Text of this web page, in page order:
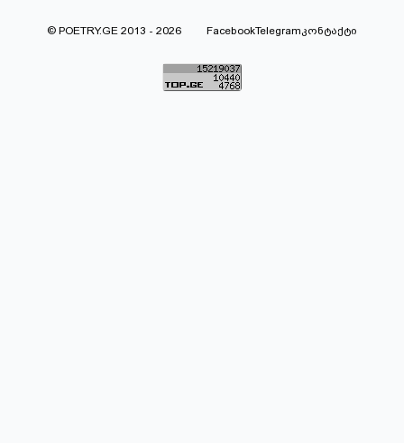
© POETRY.GE 2013 - 2026 FacebookTelegramკონტაქტი